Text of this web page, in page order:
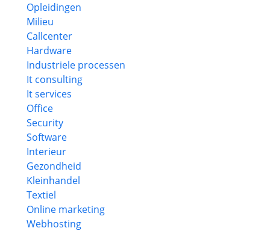
Opleidingen
Milieu
Callcenter
Hardware
Industriele processen
It consulting
It services
Office
Security
Software
Interieur
Gezondheid
Kleinhandel
Textiel
Online marketing
Webhosting